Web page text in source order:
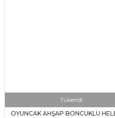
Tükendi
OYUNCAK AHŞAP BONCUKLU